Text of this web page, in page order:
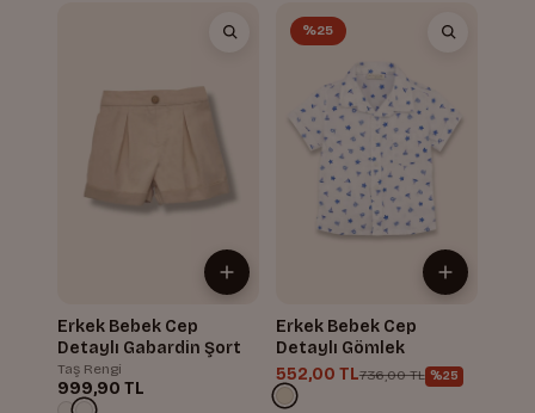
Erkek Bebek Cep
Detaylı Gabardin Şort
Taş Rengi
999,90 TL
%25
Erkek Bebek Cep
Detaylı Gömlek
552,00 TL736,00 TL %25